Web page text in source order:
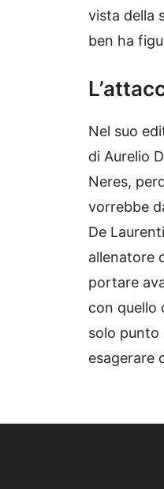
vista della
ben ha
Nel suo
di Aurelio
Neres,
vorrebbe
De
allenatore
portare
con quello
solo punto
esagerare